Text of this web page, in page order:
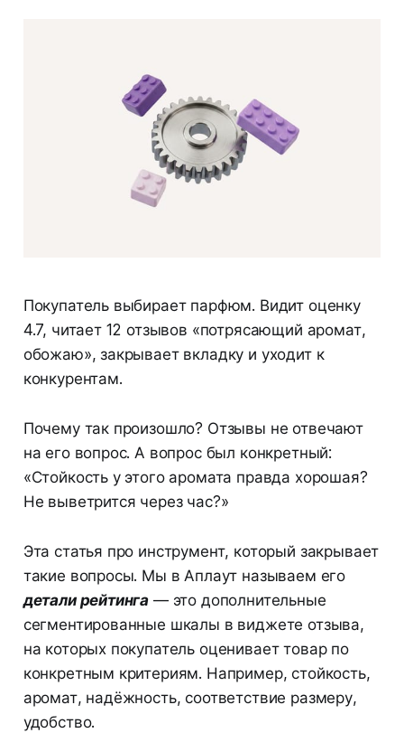
Покупатель выбирает парфюм. Видит оценку
4.7, читает 12 отзывов «потрясающий аромат,
обожаю», закрывает вкладку и уходит к
конкурентам.
Почему так произошло? Отзывы не отвечают
на его вопрос. А вопрос был конкретный:
«Стойкость у этого аромата правда хорошая?
Не выветрится через час?»
Эта статья про инструмент, который закрывает
такие вопросы. Мы в Аплаут называем его
детали рейтинга — это дополнительные
сегментированные шкалы в виджете отзыва,
на которых покупатель оценивает товар по
конкретным критериям. Например, стойкость,
аромат, надёжность, соответствие размеру,
удобство.